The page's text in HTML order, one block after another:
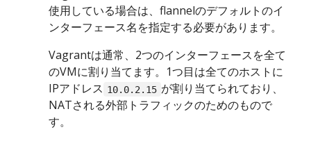
使用している場合は、flannelのデフォルトのイ
ンターフェース名を指定する必要があります。
Vagrantは通常、2つのインターフェースを全て
のVMに割り当てます。1つ目は全てのホストに
IPアドレス 10.0.2.15 が割り当てられており、
NATされる外部トラフィックのためのもので
す。